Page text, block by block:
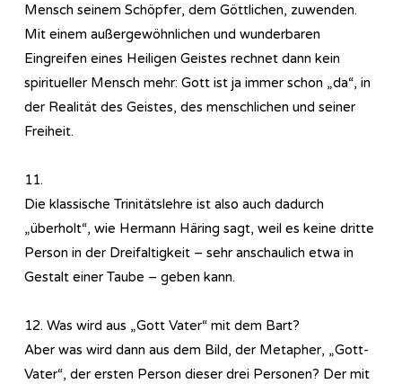
Mensch seinem Schöpfer, dem Göttlichen, zuwenden.
Mit einem außergewöhnlichen und wunderbaren
Eingreifen eines Heiligen Geistes rechnet dann kein
spiritueller Mensch mehr: Gott ist ja immer schon „da“, in
der Realität des Geistes, des menschlichen und seiner
Freiheit.
11.
Die klassische Trinitätslehre ist also auch dadurch
„überholt“, wie Hermann Häring sagt, weil es keine dritte
Person in der Dreifaltigkeit – sehr anschaulich etwa in
Gestalt einer Taube – geben kann.
12. Was wird aus „Gott Vater“ mit dem Bart?
Aber was wird dann aus dem Bild, der Metapher, „Gott-
Vater“, der ersten Person dieser drei Personen? Der mit